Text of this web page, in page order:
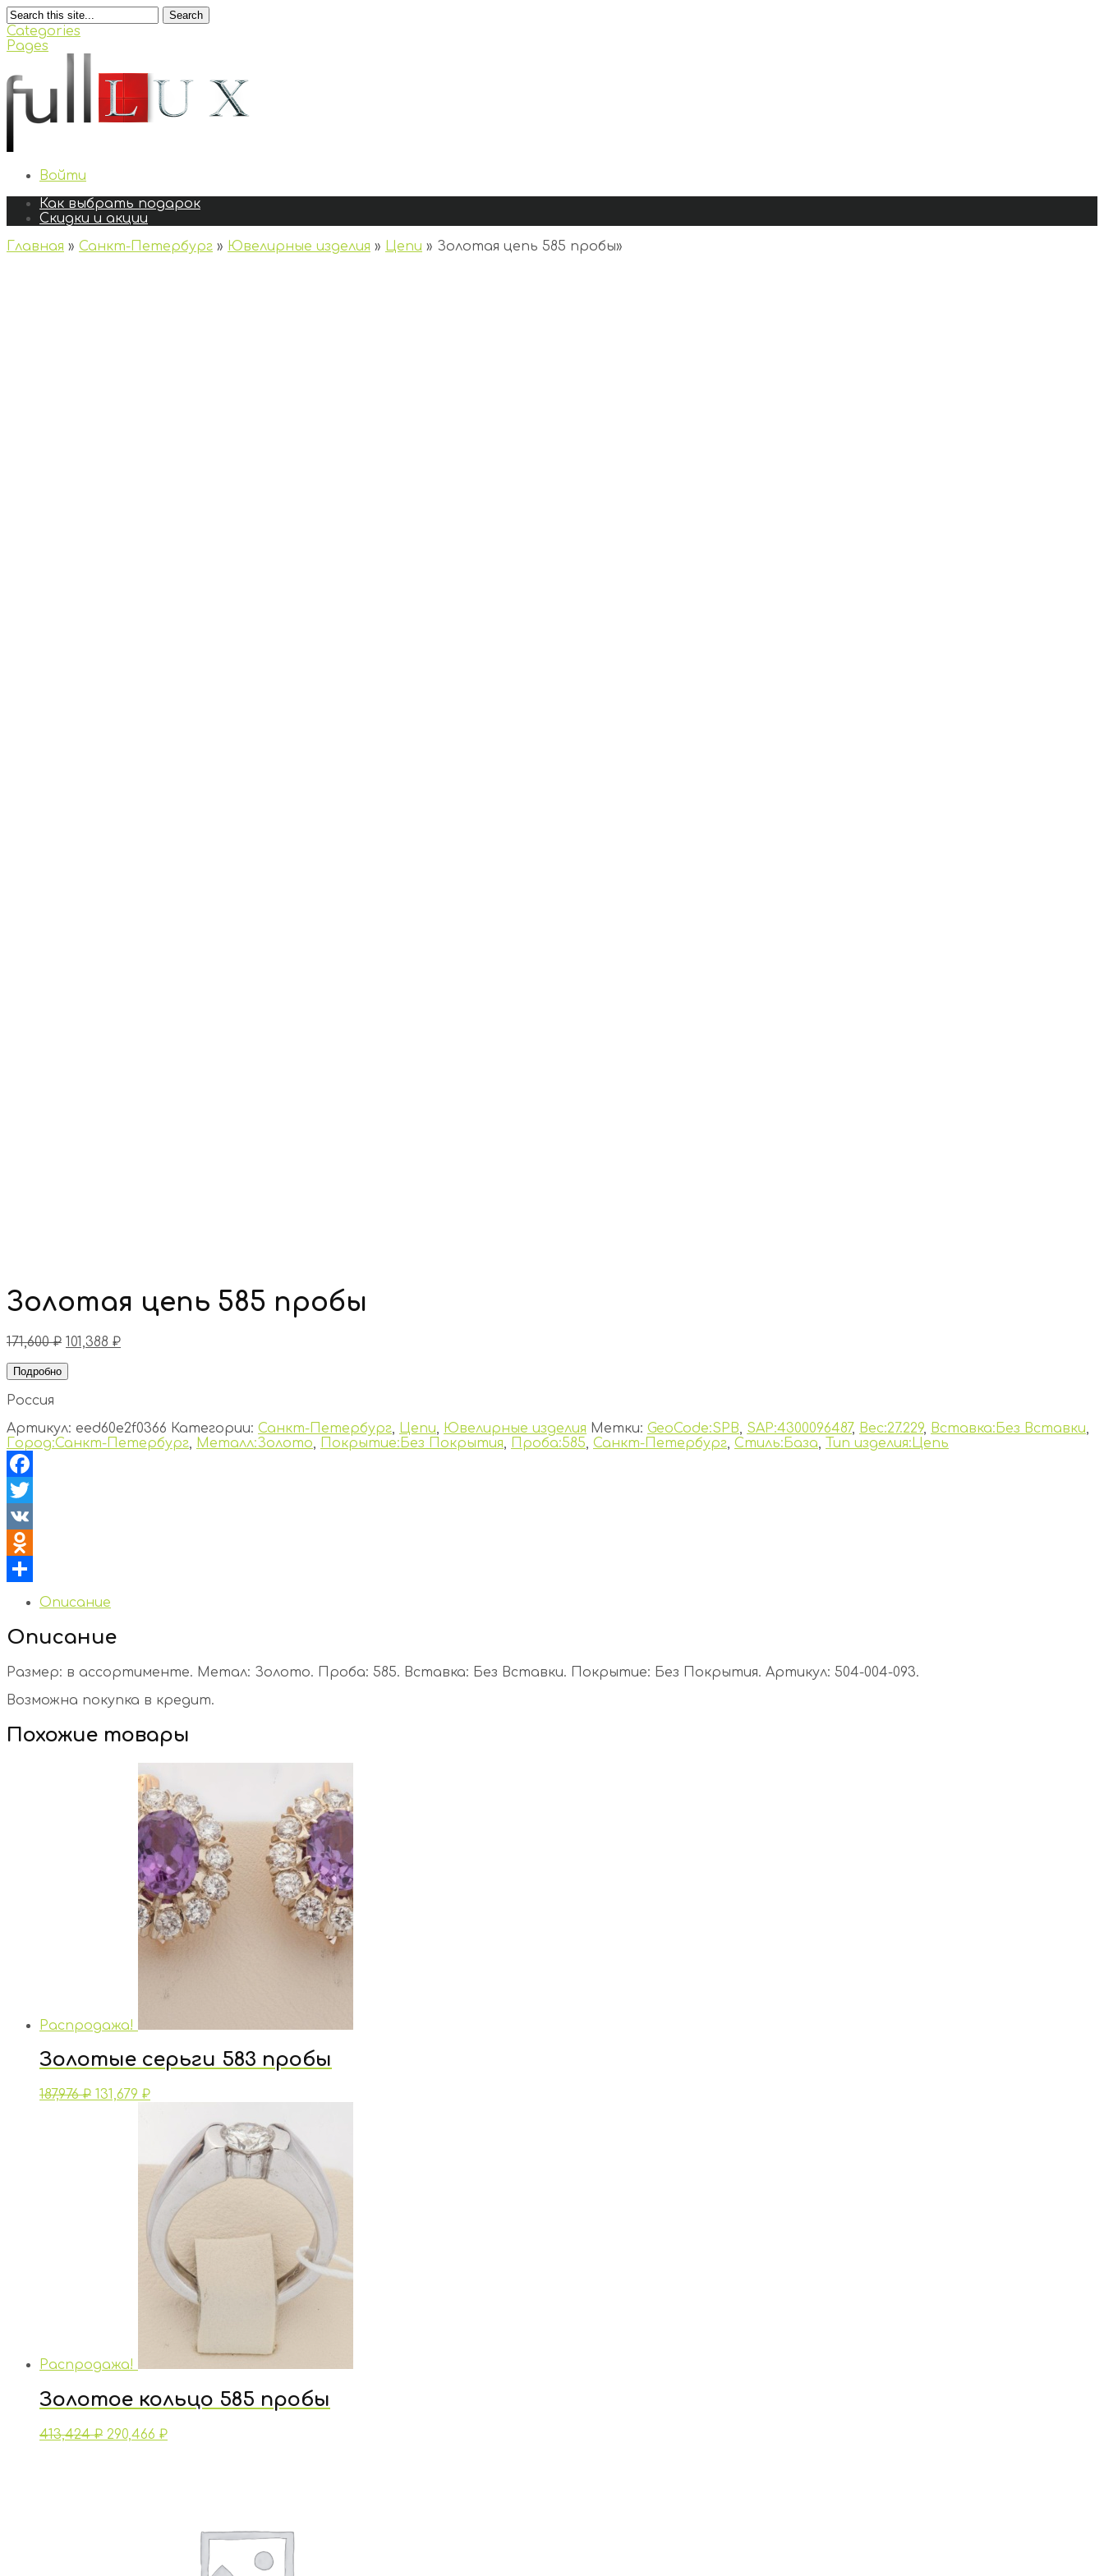
Search
Categories
Pages
Войти
Как выбрать подарок
Скидки и акции
Главная » Санкт-Петербург » Ювелирные изделия » Цепи » Золотая цепь 585 пробы»
Золотая цепь 585 пробы
171,600₽ 101,388 ₽
Подробно
Россия
Артикул: eed60e2f0366 Категории: Санкт-Петербург, Цепи, Ювелирные изделия Метки: GeoCode:SPB, SAP:4300096487, Вес:27.229, Вставка:Без Вставки,
Город:Санкт-Петербург, Металл:Золото, Покрытие:Без Покрытия, Проба:585, Санкт-Петербург, Стиль:База, Тип изделия:Цепь
Facebook
Twitter
VK
Odnoklassniki
Отправить
Описание
Описание
Размер: в ассортименте. Метал: Золото. Проба: 585. Вставка: Без Вставки. Покрытие: Без Покрытия. Артикул: 504-004-093.
Возможна покупка в кредит.
Похожие товары
Распродажа!
Золотые серьги 583 пробы
187,976₽ 131,679 ₽
Распродажа!
Золотое кольцо 585 пробы
413,424₽ 290,466 ₽